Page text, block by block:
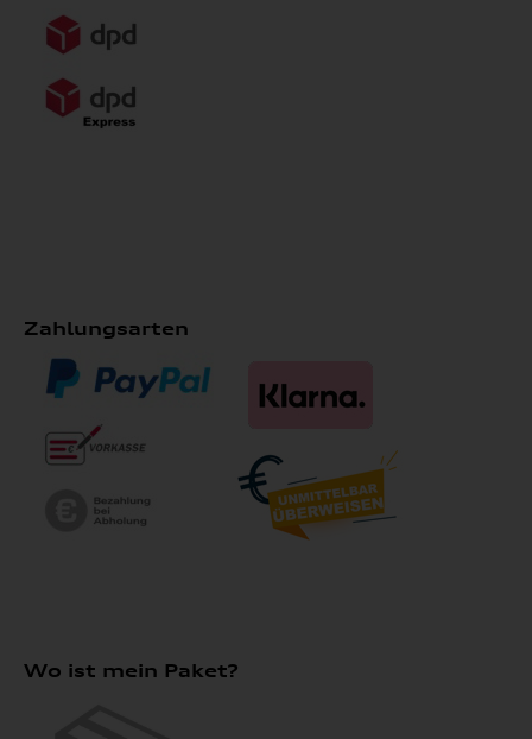
Zahlungsarten
Wo ist mein Paket?